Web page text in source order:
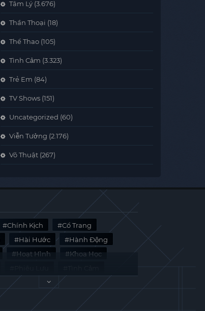
Tâm Lý (3.676)
Thần Thoại (18)
Thể Thao (105)
Tình Cảm (3.323)
Trẻ Em (84)
TV Shows (151)
Uncategorized (60)
Viễn Tưởng (2.176)
Võ Thuật (267)
Chính Kịch
Cổ Trang
Hài Hước
Hành Động
Hoạt Hình
Khoa Học
Tâm Lý Viễn Tưởng